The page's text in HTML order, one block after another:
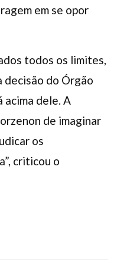
em se opor
todos os limites,
decisão do Órgão
acima dele. A
de imaginar
os
criticou o